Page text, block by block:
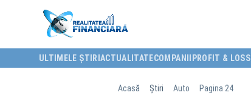
ULTIMELE ȘTIRI ACTUALITATECOMPANII PROFIT & LOSS
Acasă Știri Auto Pagina 24